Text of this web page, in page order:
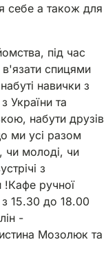
себе а також для
під час
спицями
навички з
України та
набути друзів
ми усі разом
чи молоді, чи
з
!Кафе ручної
15.30 до 18.00
-
Мозолюк та